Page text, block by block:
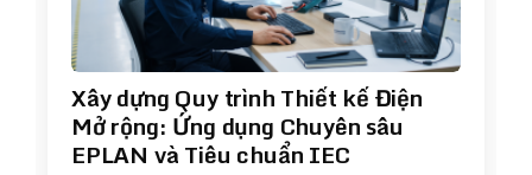
Xây dựng Quy trình Thiết kế Điện
Mở rộng: Ứng dụng Chuyên sâu
EPLAN và Tiêu chuẩn IEC